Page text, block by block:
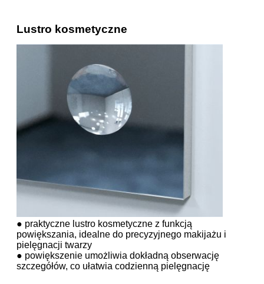
Lustro kosmetyczne
● praktyczne lustro kosmetyczne z funkcją
powiększania, idealne do precyzyjnego makijażu i
pielęgnacji twarzy
● powiększenie umożliwia dokładną obserwację
szczegółów, co ułatwia codzienną pielęgnację